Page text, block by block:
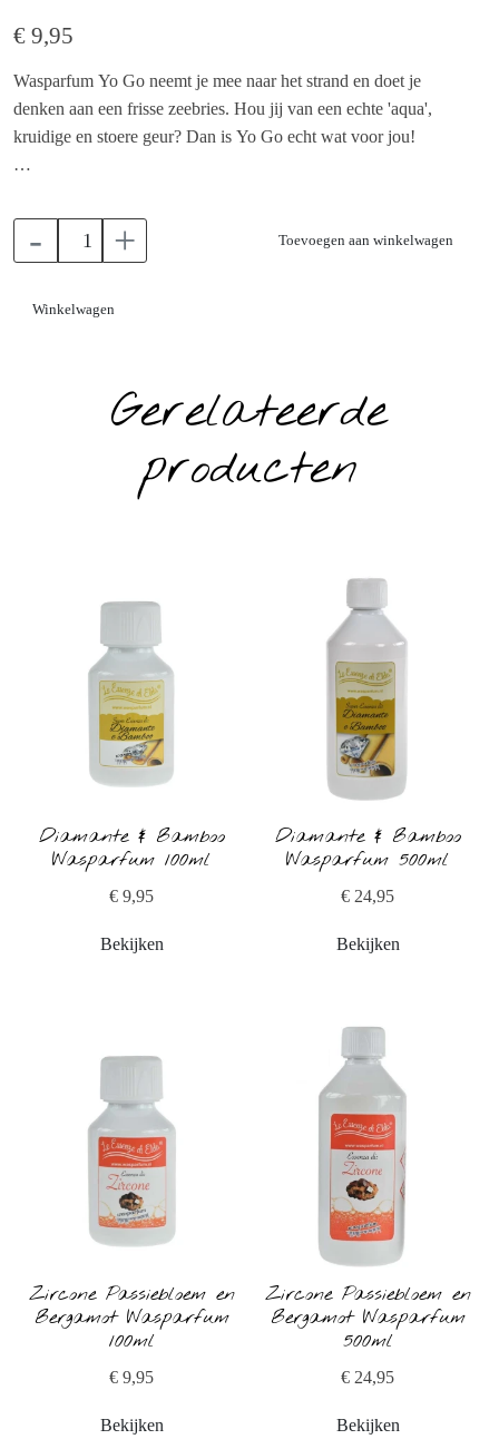
€ 9,95
Wasparfum Yo Go neemt je mee naar het strand en doet je
denken aan een frisse zeebries. Hou jij van een echte 'aqua',
kruidige en stoere geur? Dan is Yo Go echt wat voor jou!
- + Toevoegen aan winkelwagen
Winkelwagen
Gerelateerde
producten
Diamante & Bamboo
Wasparfum 100ml
€ 9,95
Bekijken
Diamante & Bamboo
Wasparfum 500ml
€ 24,95
Bekijken
Zircone Passiebloem en
Bergamot Wasparfum
100ml
€ 9,95
Bekijken
Zircone Passiebloem en
Bergamot Wasparfum
500ml
€ 24,95
Bekijken